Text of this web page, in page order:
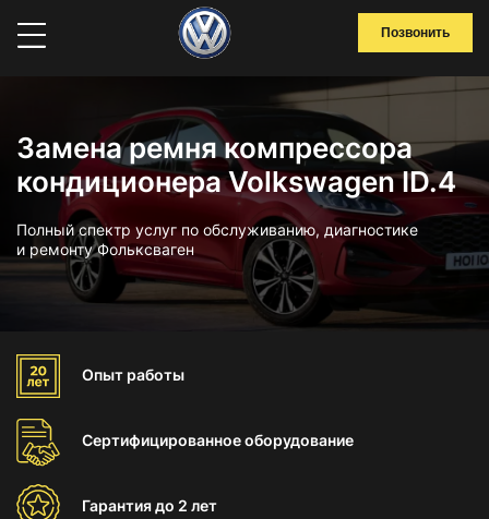
Позвонить
Замена ремня компрессора
кондиционера Volkswagen ID.4
Полный спектр услуг по обслуживанию, диагностике
и ремонту Фольксваген
Опыт работы
Сертифицированноеоборудование
Гарантиядо 2 лет